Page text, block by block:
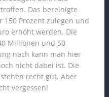
Das bereinigte
150 Prozent zulegen und
erhöht werden. Die
Millionen und 50
nach kann man hier
nicht dabei ist. Die
recht gut. Aber
vergessen!